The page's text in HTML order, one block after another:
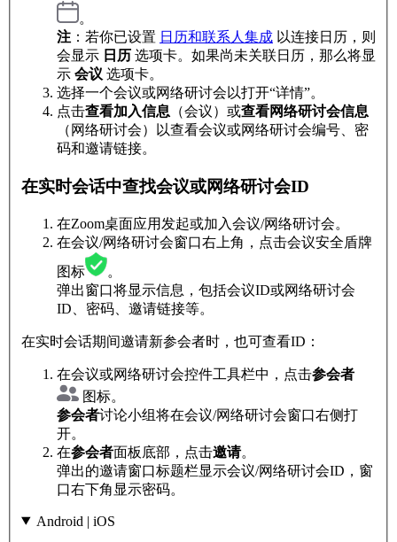
。
注 ：若你已设置 日历和联系人集成 以连接日历，则
会显示 日历 选项卡。如果尚未关联日历，那么将显
示 会议 选项卡。
选择一个会议或网络研讨会以打开“详情”。
点击查看加入信息 （会议）或查看网络研讨会信息
（网络研讨会）以查看会议或网络研讨会编号、密
码和邀请链接。
在实时会话中查找会议或网络研讨会ID
在Zoom桌面应用发起或加入会议/网络研讨会。
在会议/网络研讨会窗口右上角，点击会议安全盾牌
图标
。
弹出窗口将显示信息，包括会议ID或网络研讨会
ID、密码、邀请链接等。
在实时会话期间邀请新参会者时，也可查看ID：
在会议或网络研讨会控件工具栏中，点击参会者
图标。
参会者讨论小组将在会议/网络研讨会窗口右侧打
开。
在参会者面板底部，点击邀请。
弹出的邀请窗口标题栏显示会议/网络研讨会ID，窗
口右下角显示密码。
Android | iOS